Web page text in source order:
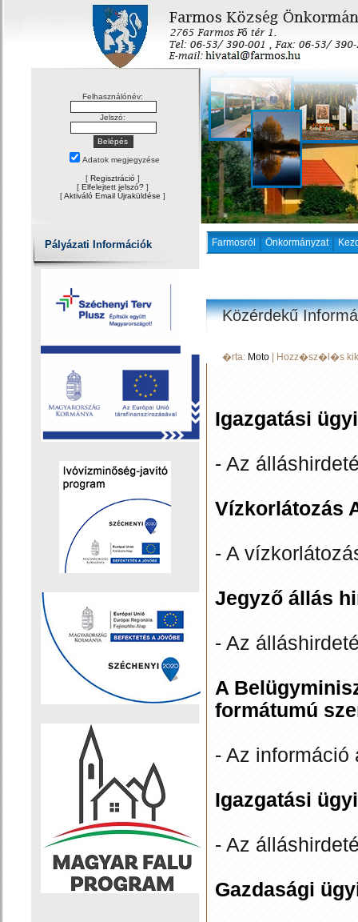
Felhasználónév:
Jelszó:
Adatok megjegyzése
[Regisztráció ]
[Elfelejtett jelszó? ]
[Aktiváló Email Újraküldése ]
Pályázati Információk Farmosról Önkormányzat
Közérdekű
�rta: Moto | Hozz�sz�l�s
Igazgatási
- Az
Vízkorlátozás
- A
Jegyző állás
- Az
A
formátumú
- Az információ
Igazgatási
- Az
Gazdasági